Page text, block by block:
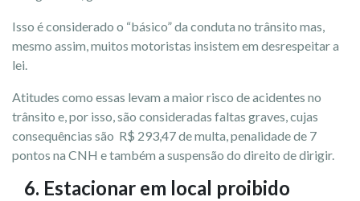
Isso é considerado o “básico” da conduta no trânsito mas,
mesmo assim, muitos motoristas insistem em desrespeitar a
lei.
Atitudes como essas levam a maior risco de acidentes no
trânsito e, por isso, são consideradas faltas graves, cujas
consequências são R$ 293,47 de multa, penalidade de 7
pontos na CNH e também a suspensão do direito de dirigir.
6. Estacionar em local proibido